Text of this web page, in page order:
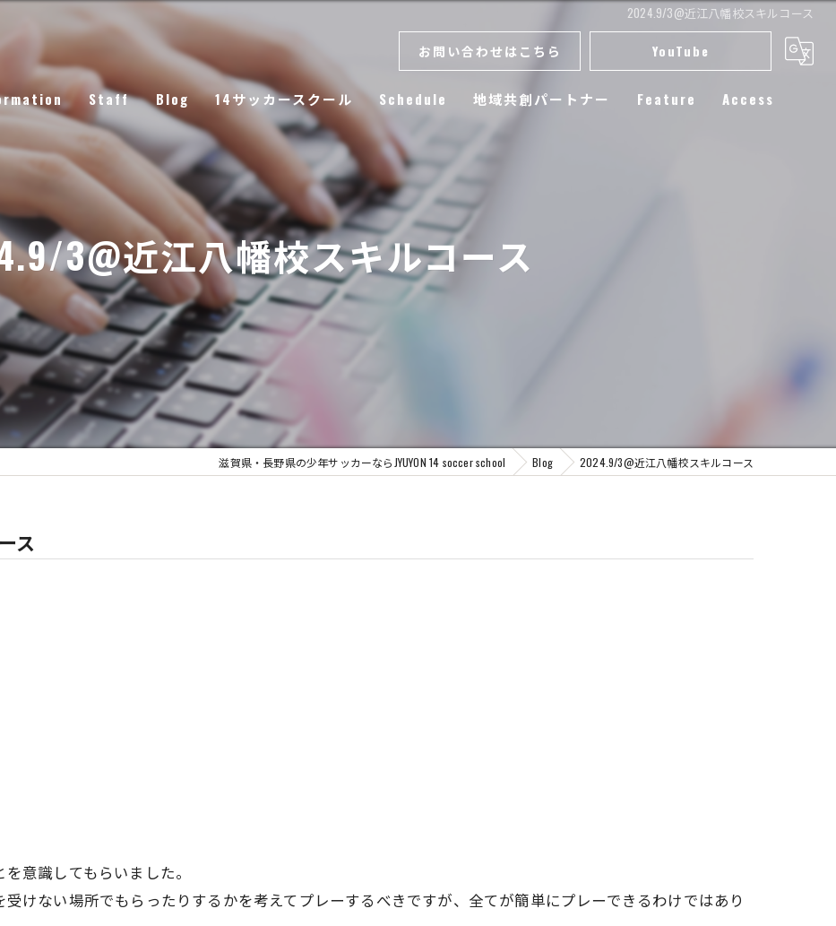
2024.9/3@近江八幡校スキルコース
お問い合わせはこちら YouTube
Staff Blog
Column
14サッカースクール Schedule 地域共創パートナー Feature Access
3@近江八幡校スキルコース
滋賀県・長野県の少年サッカーならJYUYON 14 soccer school Blog 2024.9/3@近江八幡校スキルコース
ス
意識してもらいました。
けない場所でもらったりするかを考えてプレーするべきですが、全てが簡単にプレーできるわけではあり